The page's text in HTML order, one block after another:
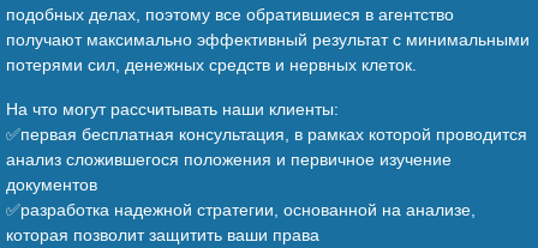
подобных делах, поэтому все обратившиеся в агентство
получают максимально эффективный результат с минимальными
потерями сил, денежных средств и нервных клеток.
На что могут рассчитывать наши клиенты:
✅первая бесплатная консультация, в рамках которой проводится
анализ сложившегося положения и первичное изучение
документов
✅разработка надежной стратегии, основанной на анализе,
которая позволит защитить ваши права